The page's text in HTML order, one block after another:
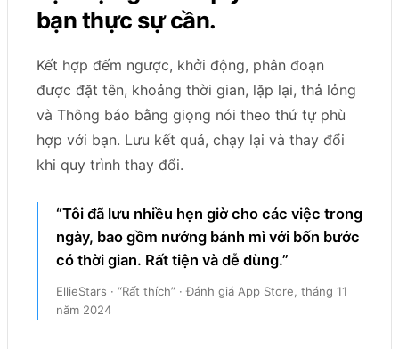
bạn thực sự cần.
Kết hợp đếm ngược, khởi động, phân đoạn
được đặt tên, khoảng thời gian, lặp lại, thả lỏng
và Thông báo bằng giọng nói theo thứ tự phù
hợp với bạn. Lưu kết quả, chạy lại và thay đổi
khi quy trình thay đổi.
“Tôi đã lưu nhiều hẹn giờ cho các việc trong
ngày, bao gồm nướng bánh mì với bốn bước
có thời gian. Rất tiện và dễ dùng.”
EllieStars · “Rất thích” · Đánh giá App Store, tháng 11
năm 2024